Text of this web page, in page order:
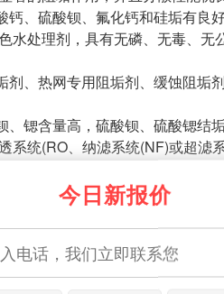
钙、硫酸钡、氟化钙和硅垢有良
水处理剂，具有无磷、无毒、
剂、热网专用阻垢剂、缓蚀阻
、锶含量高，硫酸钡、硫酸锶结
系统(RO、纳滤系统(NF)或超
的类型的阻垢剂再经过针对企
，该产品采用无磷聚合物及分
章请关注：https://
今日新报价